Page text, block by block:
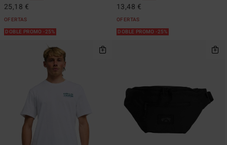
25,18 €
OFERTAS
DOBLE PROMO -25%
13,48 €
OFERTAS
DOBLE PROMO -25%